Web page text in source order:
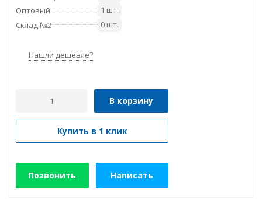
Оптовый
1 шт.
Склад №2
0 шт.
Нашли дешевле?
В корзину
Купить в 1 клик
Позвонить Написать